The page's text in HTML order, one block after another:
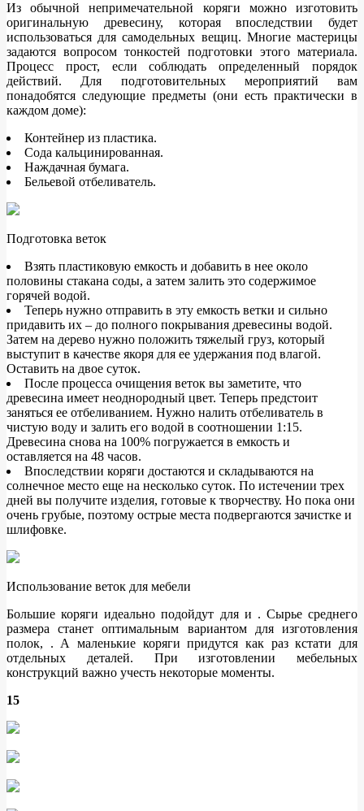
Из обычной непримечательной коряги можно изготовить
оригинальную древесину, которая впоследствии будет
использоваться для самодельных вещиц. Многие мастерицы
задаются вопросом тонкостей подготовки этого материала.
Процесс прост, если соблюдать определенный порядок
действий. Для подготовительных мероприятий вам
понадобятся следующие предметы (они есть практически в
каждом доме):
Контейнер из пластика.
Сода кальцинированная.
Наждачная бумага.
Бельевой отбеливатель.
Подготовка веток
Взять пластиковую емкость и добавить в нее около
половины стакана соды, а затем залить это содержимое
горячей водой.
Теперь нужно отправить в эту емкость ветки и сильно
придавить их – до полного покрывания древесины водой.
Затем на дерево нужно положить тяжелый груз, который
выступит в качестве якоря для ее удержания под влагой.
Оставить на двое суток.
После процесса очищения веток вы заметите, что
древесина имеет неоднородный цвет. Теперь предстоит
заняться ее отбеливанием. Нужно налить отбеливатель в
чистую воду и залить его водой в соотношении 1:15.
Древесина снова на 100% погружается в емкость и
оставляется на 48 часов.
Впоследствии коряги достаются и складываются на
солнечное место еще на несколько суток. По истечении трех
дней вы получите изделия, готовые к творчеству. Но пока они
очень грубые, поэтому острые места подвергаются зачистке и
шлифовке.
Использование веток для мебели
Большие коряги идеально подойдут для и . Сырье среднего
размера станет оптимальным вариантом для изготовления
полок, . А маленькие коряги придутся как раз кстати для
отдельных деталей. При изготовлении мебельных
конструкций важно учесть некоторые моменты.
15